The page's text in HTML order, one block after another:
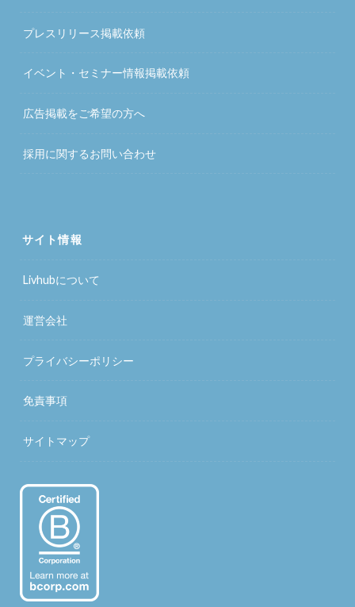
プレスリリース掲載依頼
イベント・セミナー情報掲載依頼
広告掲載をご希望の方へ
採用に関するお問い合わせ
サイト情報
Livhubについて
運営会社
プライバシーポリシー
免責事項
サイトマップ